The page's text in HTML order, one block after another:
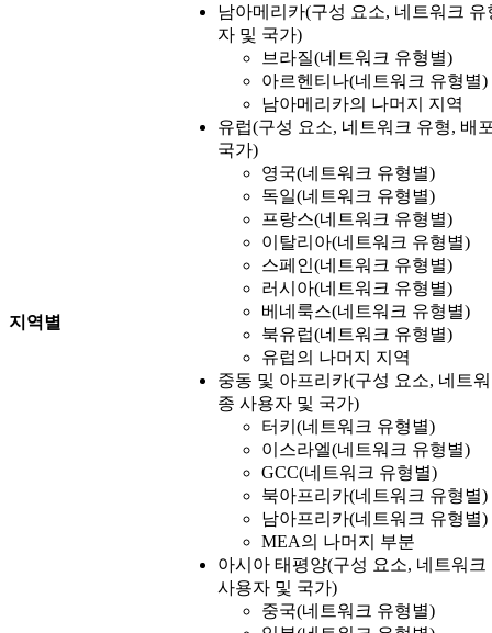
지역별
남아메리카(구성 요소, 네트워크
자 및 국가)
브라질(네트워크 유형별)
아르헨티나(네트워크 유형별)
남아메리카의 나머지 지역
유럽(구성 요소, 네트워크 유형, 배
국가)
영국(네트워크 유형별)
독일(네트워크 유형별)
프랑스(네트워크 유형별)
이탈리아(네트워크 유형별)
스페인(네트워크 유형별)
러시아(네트워크 유형별)
베네룩스(네트워크 유형별)
북유럽(네트워크 유형별)
유럽의 나머지 지역
중동 및 아프리카(구성 요소, 네트
종 사용자 및 국가)
터키(네트워크 유형별)
이스라엘(네트워크 유형별)
GCC(네트워크 유형별)
북아프리카(네트워크 유형별)
남아프리카(네트워크 유형별)
MEA의 나머지 부분
아시아 태평양(구성 요소, 네트워
사용자 및 국가)
중국(네트워크 유형별)